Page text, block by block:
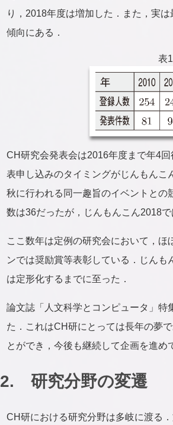
り，2018年度は増加した．また，実
傾向にある．
表
CH研究会発表会は2016年度まで年4
表申し込みのタイミングがじんもんこ
秋に行われる同一趣旨のイベントと
数は36だったが，じんもんこん2018で
ここ数年は定例の研究会において，
ンでは奨励賞等表彰している．じん
は定形化するまでに至った．
論文誌「人文科学とコンピュータ」特
た．これはCH研にとっては長年の夢
とができ，今後も継続して企画を進め
2. 研究分野の変遷
CH研における研究分野は多岐に渡る